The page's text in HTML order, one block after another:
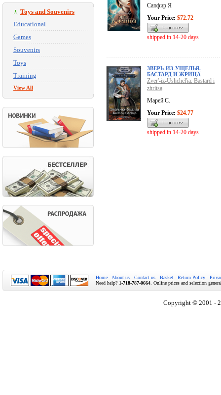
Toys and Souvenirs
Educational
Games
Souvenirs
Toys
Training
View All
Сапфир Я
Your Price: $72.72
shipped in 14-20 days
ЗВЕРЬ-ИЗ-УЩЕЛЬЯ.
БАСТАРД И ЖРИЦА
Zver'-iz-Ushchel'ia. Bastard i
zhritsa
Марей С.
Your Price: $24.77
shipped in 14-20 days
Home About us Contact us Basket Return Policy
Need help? 1-718-787-0664 . Online prices and selection
Copyright © 2001 -